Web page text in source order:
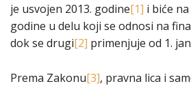
je usvojen 2013. godine[1] i biće
godine u delu koji se odnosi na
dok se drugi[2] primenjuje od 1.
Prema Zakonu[3], pravna lica i